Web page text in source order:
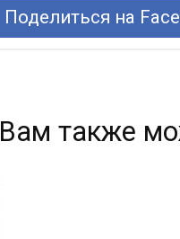
Поделиться на
Вам также